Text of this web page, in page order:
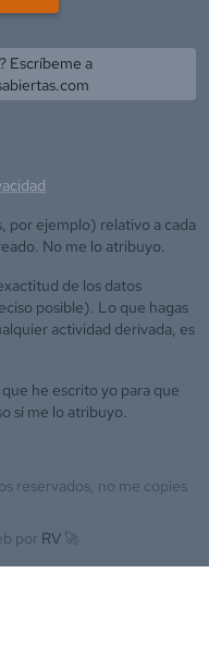
Escríbeme a
por ejemplo) relativo a cada
No me lo atribuyo.
de los datos
posible). Lo que hagas
actividad derivada, es
he escrito yo para que
sí me lo atribuyo.
reservados, no me copies
por RV 🚀